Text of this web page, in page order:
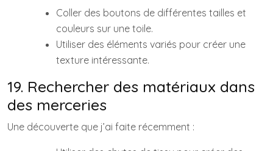
Coller des boutons de différentes tailles et
couleurs sur une toile.
Utiliser des éléments variés pour créer une
texture intéressante.
19. Rechercher des matériaux dans
des merceries
Une découverte que j’ai faite récemment :